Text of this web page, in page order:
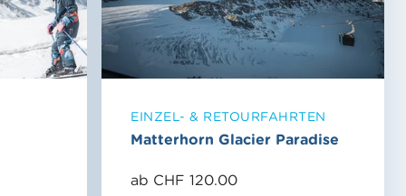
EINZEL- & RETOURFAHRTEN
Matterhorn Glacier Paradise
ab CHF 120.00